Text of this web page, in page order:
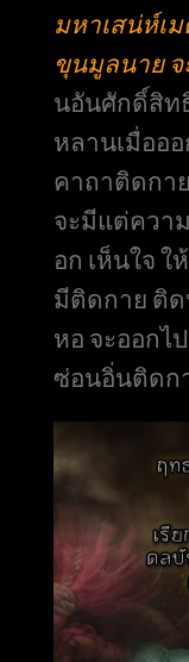
มหาเสน่ห์เ
ขุนมูลนาย
นอันศักดิ์สิท
หลานเมื่ออ
คาถาติดกา
จะมีแต่ควา
อก เห็นใจ ใ
มีติดกาย ติด
หอ จะออกไ
ซ่อนอิ่นติดก